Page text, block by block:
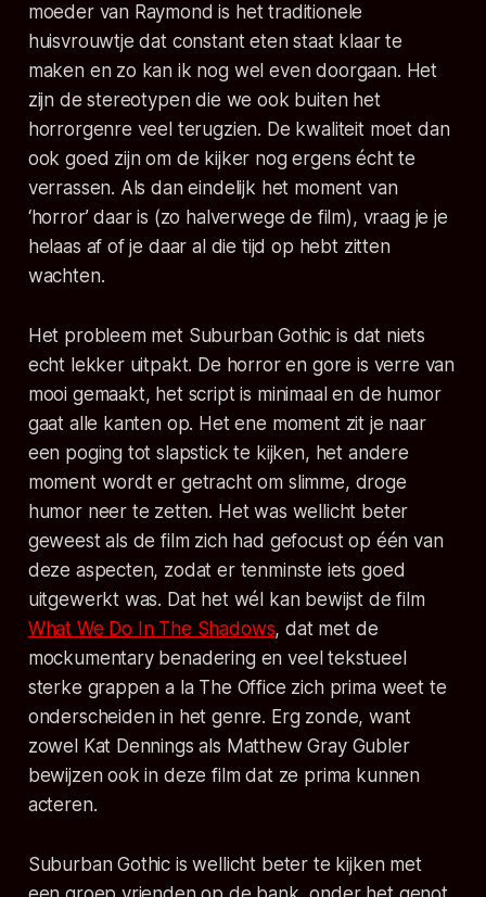
moeder van Raymond is het traditionele
huisvrouwtje dat constant eten staat klaar te
maken en zo kan ik nog wel even doorgaan. Het
zijn de stereotypen die we ook buiten het
horrorgenre veel terugzien. De kwaliteit moet dan
ook goed zijn om de kijker nog ergens écht te
verrassen. Als dan eindelijk het moment van
‘horror’ daar is (zo halverwege de film), vraag je je
helaas af of je daar al die tijd op hebt zitten
wachten.
Het probleem met Suburban Gothic is dat niets
echt lekker uitpakt. De horror en gore is verre van
mooi gemaakt, het script is minimaal en de humor
gaat alle kanten op. Het ene moment zit je naar
een poging tot slapstick te kijken, het andere
moment wordt er getracht om slimme, droge
humor neer te zetten. Het was wellicht beter
geweest als de film zich had gefocust op één van
deze aspecten, zodat er tenminste iets goed
uitgewerkt was. Dat het wél kan bewijst de film
What We Do In The Shadows, dat met de
mockumentary benadering en veel tekstueel
sterke grappen a la The Office zich prima weet te
onderscheiden in het genre. Erg zonde, want
zowel Kat Dennings als Matthew Gray Gubler
bewijzen ook in deze film dat ze prima kunnen
acteren.
Suburban Gothic is wellicht beter te kijken met